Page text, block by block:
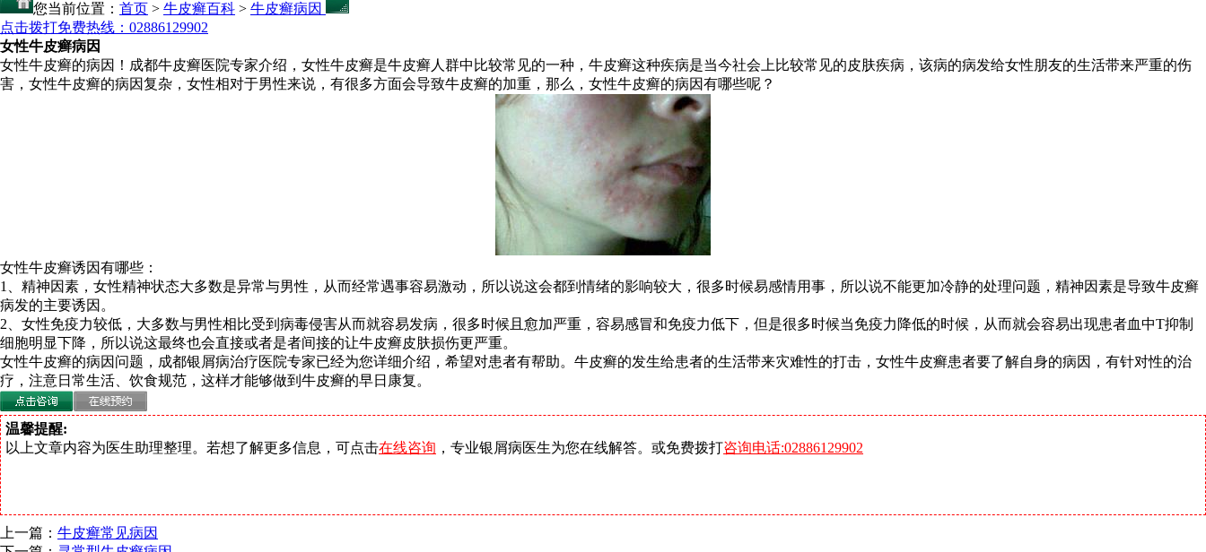
您当前位置： 首页 > 牛皮癣百科 > 牛皮癣病因
点击拨打免费热线：02886129902
女性牛皮癣病因
女性牛皮癣的病因！成都牛皮癣医院专家介绍，女性牛皮癣是牛皮癣人群中比较常见的一种，牛皮癣这种疾病是当今社会上比较常见的皮肤疾病，该病的病发给女性朋友的生活带来严重的伤
害，女性牛皮癣的病因复杂，女性相对于男性来说，有很多方面会导致牛皮癣的加重，那么，女性牛皮癣的病因有哪些呢？
女性牛皮癣诱因有哪些：
1、精神因素，女性精神状态大多数是异常与男性，从而经常遇事容易激动，所以说这会都到情绪的影响较大，很多时候易感情用事，所以说不能更加冷静的处理问题，精神因素是导致牛皮癣
病发的主要诱因。
2、女性免疫力较低，大多数与男性相比受到病毒侵害从而就容易发病，很多时候且愈加严重，容易感冒和免疫力低下，但是很多时候当免疫力降低的时候，从而就会容易出现患者血中T抑制
细胞明显下降，所以说这最终也会直接或者是者间接的让牛皮癣皮肤损伤更严重。
女性牛皮癣的病因问题，成都银屑病治疗医院专家已经为您详细介绍，希望对患者有帮助。牛皮癣的发生给患者的生活带来灾难性的打击，女性牛皮癣患者要了解自身的病因，有针对性的治
疗，注意日常生活、饮食规范，这样才能够做到牛皮癣的早日康复。
温馨提醒:
以上文章内容为医生助理整理。若想了解更多信息，可点击在线咨询 ，专业银屑病医生为您在线解答。或免费拨打咨询电话:02886129902
上一篇： 牛皮癣常见病因